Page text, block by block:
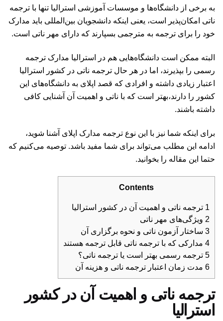
به برخی از دانشگاه‌ها و موسسات آموزشی استرالیا تنها با ترجمه
ناتی امکان‌پذیر است، یعنی اینکه دانشجویان بین‌المللی باید مدارک
خود را برای ترجمه به مترجمی بسپارند که دارای مهر ناتی است.
البته ممکن است دانشگاه‌هایی هم در استرالیا مدارک ترجمه
رسمی را بپذیرند، اما در هر حال ترجمه ناتی در کشور استرالیا
اعتبار زیادی داشته و افرادی که قصد اپلای به دانشگاه‌های این
کشور را دارند،‌بهتر است که با ناتی و اهمیت آن آشنایی کافی
داشته باشند.
برای اینکه شما نیز با این نوع ترجمه مدارک اپلای آشنا شوید،
ادامه این مطلب می‌تواند برای شما مفید باشد. توصیه می‌کنیم که
حتما این مقاله را بخوانید.
Contents
1 ترجمه ناتی و اهمیت آن در کشور استرالیا
2 ویژگی‌های مهر ناتی
3 ساختار آزمون ناتی و نحوه برگزاری آن
4 مدارکی که با ترجمه ناتی قابل ترجمه هستند
5 ترجمه رسمی بهتر است یا ترجمه ناتی؟
6 مدت زمان اعتبار ترجمه ناتی و هزینه آن
ترجمه ناتی و اهمیت آن در کشور
استرالیا